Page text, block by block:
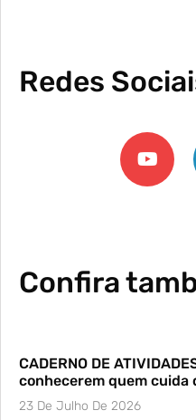
Redes
Confira
CADERNO DE
conhecerem quem cuida
23 De Julho De 2026